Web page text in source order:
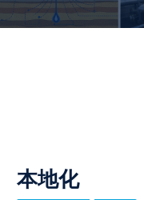
本地化